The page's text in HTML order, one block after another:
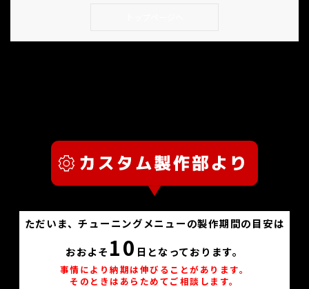
ただいま、チューニングメニューの製作期間の目安は
おおよそ 10 日となっております。
事情により納期は伸びることがあります。
そのときはあらためてご相談します。